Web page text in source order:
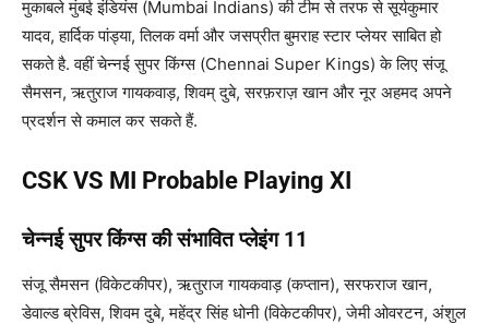
मुकाबले मुंबई इंडियंस (Mumbai Indians) की टीम से तरफ से सूर्यकुमार
यादव, हार्दिक पांड्या, तिलक वर्मा और जसप्रीत बुमराह स्टार प्लेयर साबित हो
सकते है. वहीं चेन्नई सुपर किंग्स (Chennai Super Kings) के लिए संजू
सैमसन, ऋतुराज गायकवाड़, शिवम् दुबे, सरफ़राज़ खान और नूर अहमद अपने
प्रदर्शन से कमाल कर सकते हैं.
CSK VS MI Probable Playing XI
चेन्नई सुपर किंग्स की संभावित प्लेइंग 11
संजू सैमसन (विकेटकीपर), ऋतुराज गायकवाड़ (कप्तान), सरफराज खान,
डेवाल्ड ब्रेविस, शिवम दुबे, महेंद्र सिंह धोनी (विकेटकीपर), जेमी ओवरटन, अंशुल